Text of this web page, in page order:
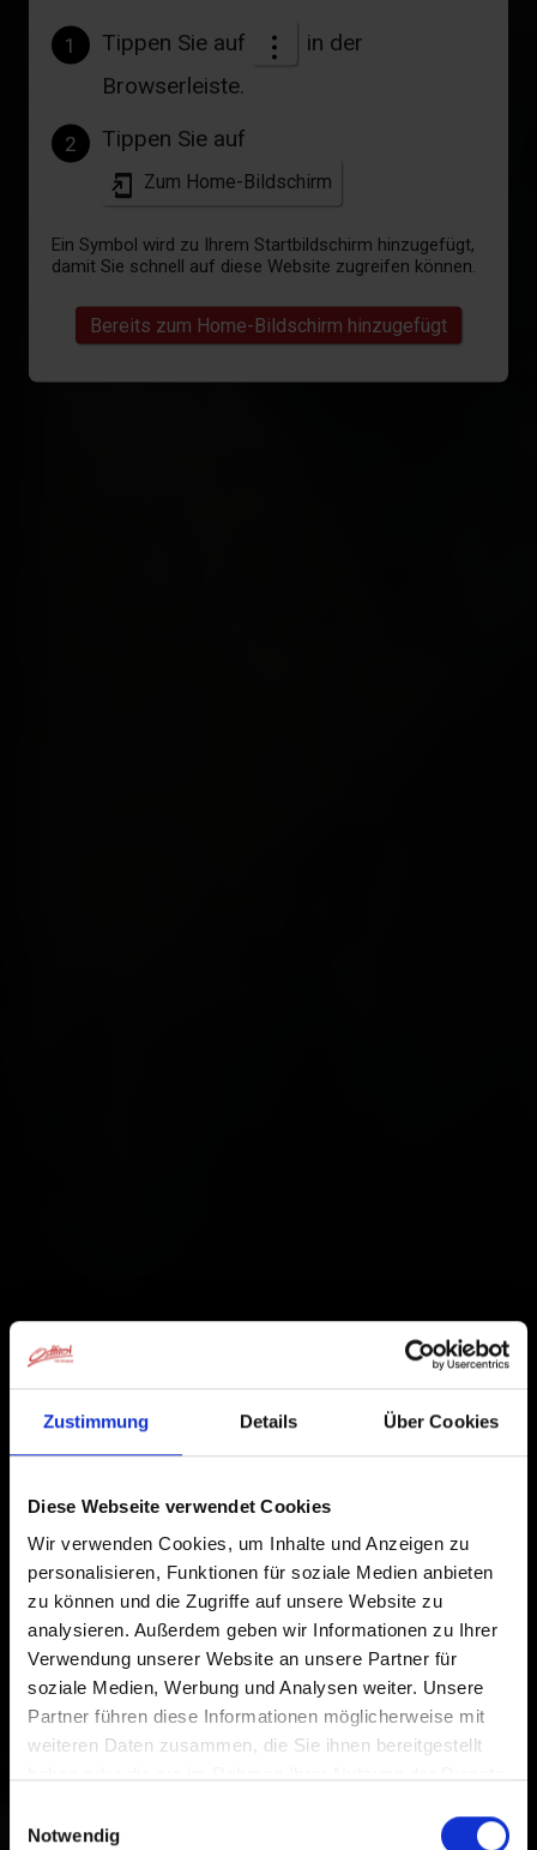
Zustimmung Details Über Cookies
Diese Webseite verwendet Cookies
Wir verwenden Cookies, um Inhalte und Anzeigen zu
personalisieren, Funktionen für soziale Medien anbieten
zu können und die Zugriffe auf unsere Website zu
analysieren. Außerdem geben wir Informationen zu Ihrer
Verwendung unserer Website an unsere Partner für
soziale Medien, Werbung und Analysen weiter. Unsere
Partner führen diese Informationen möglicherweise mit
weiteren Daten zusammen, die Sie ihnen bereitgestellt
Notwendig
Frühling
2 3 4 5
Sommer
2 3 4 5
1 Tippen Sie auf
in der
Browserleiste.
2 Tippen Sie auf
Zum Home-Bildschirm
Ein Symbol wird zu Ihrem Startbildschirm hinzugefügt,
damit Sie schnell auf diese Website zugreifen können.
Bereits zum Home-Bildschirm hinzugefügt